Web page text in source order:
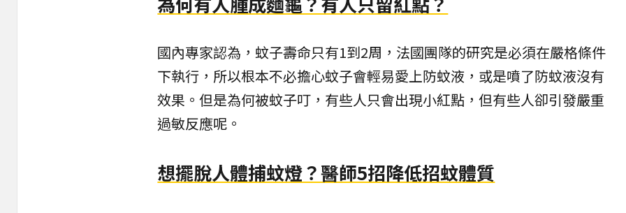
國內專家認為，蚊子壽命只有1到2周，法國團隊的研究是必須在嚴格條件
下執行，所以根本不必擔心蚊子會輕易愛上防蚊液，或是噴了防蚊液沒有
效果。但是為何被蚊子叮，有些人只會出現小紅點，但有些人卻引發嚴重
過敏反應呢。
想擺脫人體捕蚊燈？醫師5招降低招蚊體質